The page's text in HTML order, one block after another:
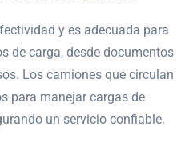
y es adecuada para
de carga, desde documentos
Los camiones que circulan
para manejar cargas de
un servicio confiable.